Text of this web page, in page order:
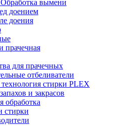
вымени
доением
доения
прачечная
для прачечных
отбеливатели
стирки PLEX
и закрасов
стирки